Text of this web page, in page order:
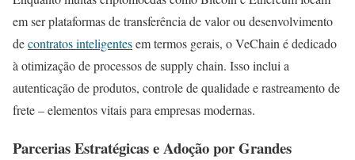
em ser plataformas de transferência de valor ou desenvolvimento
decontratos inteligentesem termos gerais, o VeChain é dedicado
à otimização de processos de supply chain. Isso inclui a
autenticação de produtos, controle de qualidade e rastreamento de
frete – elementos vitais para empresas modernas.
Parcerias Estratégicas e Adoção por Grandes